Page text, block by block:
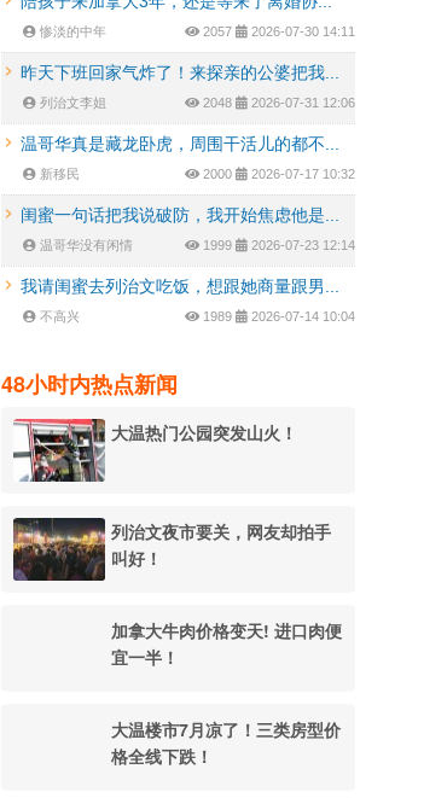
惨淡的中年 2057 2026-07-30 14:11
昨天下班回家气炸了！来探亲的公婆把我...
列治文李姐 2048 2026-07-31 12:06
温哥华真是藏龙卧虎，周围干活儿的都不...
新移民 2000 2026-07-17 10:32
闺蜜一句话把我说破防，我开始焦虑他是...
温哥华没有闲情 1999 2026-07-23 12:14
我请闺蜜去列治文吃饭，想跟她商量跟男...
不高兴 1989 2026-07-14 10:04
48小时内热点新闻
大温热门公园突发山火！
列治文夜市要关，网友却拍手
叫好！
加拿大牛肉价格变天! 进口肉便
宜一半！
大温楼市7月凉了！三类房型价
格全线下跌！